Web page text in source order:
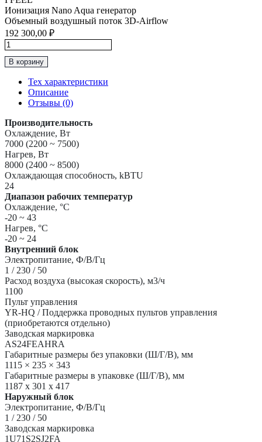
Ионизация Nano Aqua генератор
Объемный воздушный поток 3D-Airflow
192 300,00 ₽
Количество
товара
Инверторная
Система
70м2
Haier
"Серия
Flexis
Super
Match"
AS70S2SF3FA-
W/1U70S2SJ2FA
В корзину
Тех характеристики
Описание
Отзывы (0)
Производительность
Охлаждение, Вт
7000 (2200 ~ 7500)
Нагрев, Вт
8000 (2400 ~ 8500)
Охлаждающая способность, kBTU
24
Диапазон рабочих температур
Охлаждение, °С
-20 ~ 43
Нагрев, °С
-20 ~ 24
Внутренний блок
Электропитание, Ф/В/Гц
1 / 230 / 50
Расход воздуха (высокая скорость), м3/ч
1100
Пульт управления
YR-HQ / Поддержка проводных пультов управления
(приобретаются отдельно)
Заводская маркировка
AS24FEAHRA
Габаритные размеры без упаковки (Ш/Г/В), мм
1115 × 235 × 343
Габаритные размеры в упаковке (Ш/Г/В), мм
1187 x 301 x 417
Наружный блок
Электропитание, Ф/В/Гц
1 / 230 / 50
Заводская маркировка
1U71S2SJ2FA